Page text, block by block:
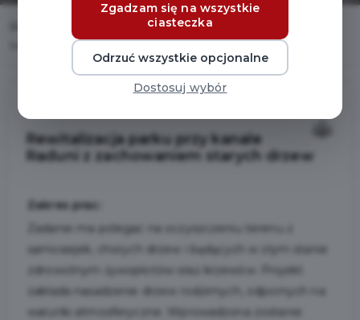
Rewitalizacja parku przy kanale Raduni z zachowaniem starych drzew
Rewitalizacja parku przy kanale
Raduni z zachowaniem starych drzew
Zakres prac:
Zadanie ma polegać na oczyszczeniu terenu z
samosiejek, chorych drzew i będących w złym stanie
zdrowotnym żywopłotów oraz krzewów. Projekt
zakłada nasadzenie drzew rodzimych, odpornych na
warunki atmosferyczne. Wprowadzona zostanie
Zgadzam się na wszystkie
ciasteczka
Odrzuć wszystkie opcjonalne
Dostosuj wybór